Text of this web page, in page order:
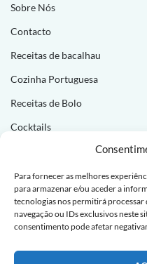
Para fornecer as melhores
para armazenar e/ou aceder a
tecnologias nos permitirá
navegação ou IDs exclusivos neste
consentimento pode afetar
Sobre Nós
Contacto
Receitas de bacalhau
Cozinha Portuguesa
Receitas de Bolo
Cocktails
Subscreva e receba